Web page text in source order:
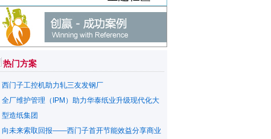
热门方案
西门子工控机助力轧三友发钢厂
全厂维护管理（IPM）助力华泰纸业升级现代化大
型造纸集团
向未来索取回报——西门子首开节能效益分享商业